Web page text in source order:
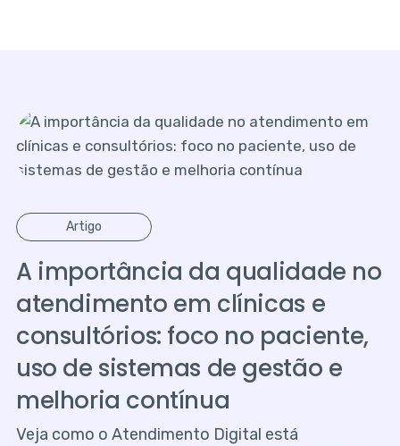
Artigo
A importância da qualidade no
atendimento em clínicas e
consultórios: foco no paciente,
uso de sistemas de gestão e
melhoria contínua
Veja como o Atendimento Digital está